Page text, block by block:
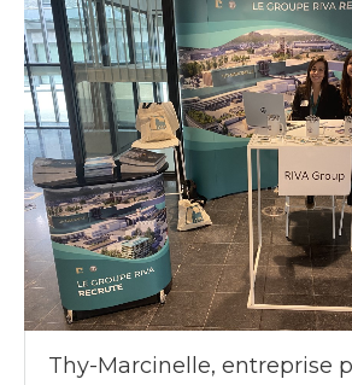
Thy-Marcinelle, entreprise